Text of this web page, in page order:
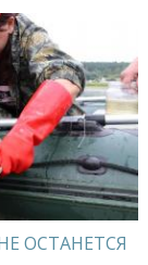
ОСТАНЕТСЯ